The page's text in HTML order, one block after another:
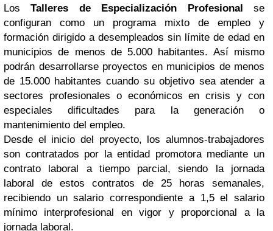
LosTalleres de Especialización Profesional se
configuran como un programa mixto de empleo y
formación dirigido a desempleados sin límite de edad en
municipios de menos de 5.000 habitantes. Así mismo
podrán desarrollarse proyectos en municipios de menos
de 15.000 habitantes cuando su objetivo sea atender a
sectores profesionales o económicos en crisis y con
especiales dificultades para la generación o
mantenimiento del empleo.
Desde el inicio del proyecto, los alumnos-trabajadores
son contratados por la entidad promotora mediante un
contrato laboral a tiempo parcial, siendo la jornada
laboral de estos contratos de 25 horas semanales,
recibiendo un salario correspondiente a 1,5 el salario
mínimo interprofesional en vigor y proporcional a la
jornada laboral.